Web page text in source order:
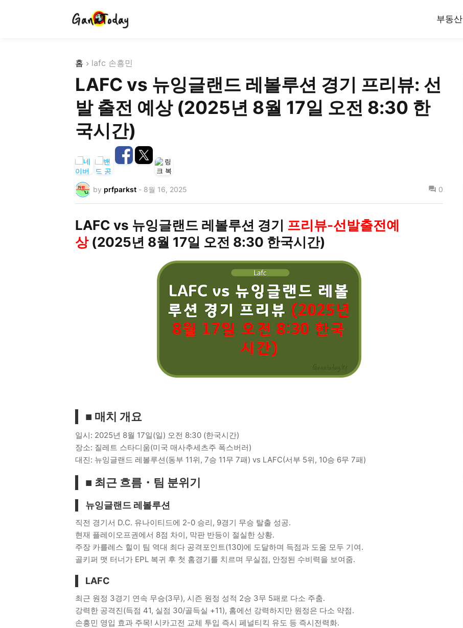
부동산
홈 lafc 손흥민
LAFC vs 뉴잉글랜드 레볼루션 경기 프리뷰: 선
발 출전 예상 (2025년 8월 17일 오전 8:30 한
국시간)
by prfparkst - 8월 16, 2025 0
LAFC vs 뉴잉글랜드 레볼루션 경기 프리뷰-선발출전예
상(2025년 8월 17일 오전 8:30 한국시간)
■ 매치 개요
일시: 2025년 8월 17일(일) 오전 8:30 (한국시간)
장소: 질레트 스타디움(미국 매사추세츠주 폭스버러)
대진: 뉴잉글랜드 레볼루션(동부 11위, 7승 11무 7패) vs LAFC(서부 5위, 10승 6무 7패)
■ 최근 흐름・팀 분위기
뉴잉글랜드 레볼루션
직전 경기서 D.C. 유나이티드에 2-0 승리, 9경기 무승 탈출 성공.
현재 플레이오프권에서 8점 차이, 막판 반등이 절실한 상황.
주장 카를레스 힐이 팀 역대 최다 공격포인트(130)에 도달하며 득점과 도움 모두 기여.
골키퍼 맷 터너가 EPL 복귀 후 첫 홈경기를 치르며 무실점, 안정된 수비력을 보여줌.
LAFC
최근 원정 3경기 연속 무승(3무), 시즌 원정 성적 2승 3무 5패로 다소 주춤.
강력한 공격진(득점 41, 실점 30/골득실 +11), 홈에선 강력하지만 원정은 다소 약점.
손흥민 영입 효과 주목! 시카고전 교체 투입 즉시 페널티킥 유도 등 즉시전력화.